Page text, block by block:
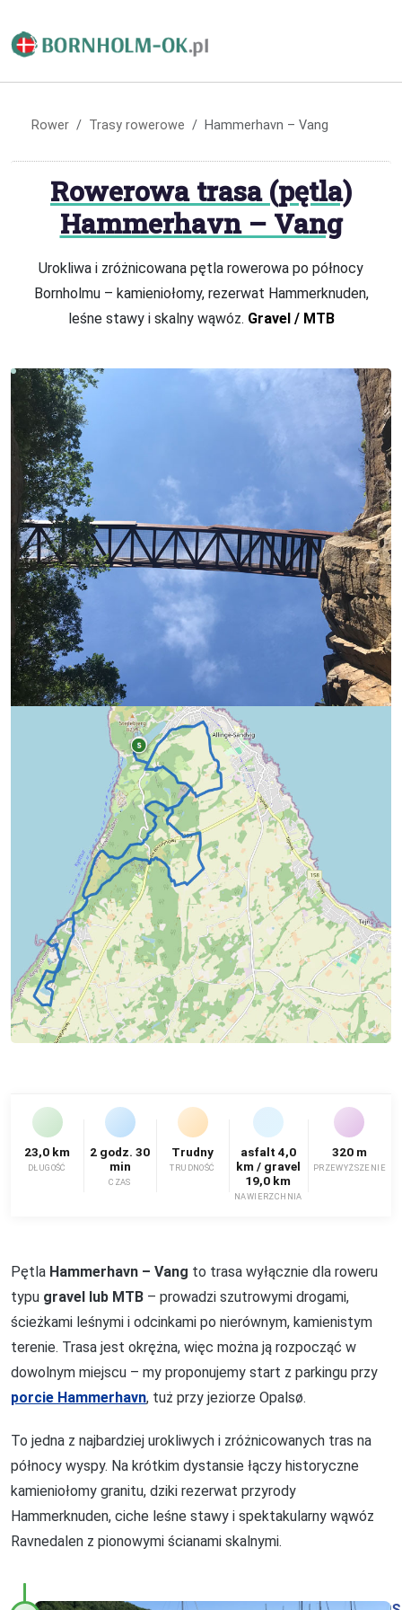
Rower Trasy rowerowe Hammerhavn – Vang
Rowerowa trasa (pętla)
Hammerhavn – Vang
Urokliwa i zróżnicowana pętla rowerowa po północy
Bornholmu – kamieniołomy, rezerwat Hammerknuden,
leśne stawy i skalny wąwóz. Gravel / MTB
23,0 km
DŁUGOŚĆ
2 godz. 30
min
CZAS
Trudny
TRUDNOŚĆ
asfalt 4,0
km / gravel
19,0 km
NAWIERZCHNIA
320 m
PRZEWYŻSZENIE
Pętla Hammerhavn – Vang to trasa wyłącznie dla roweru
typu gravel lub MTB – prowadzi szutrowymi drogami,
ścieżkami leśnymi i odcinkami po nierównym, kamienistym
terenie. Trasa jest okrężna, więc można ją rozpocząć w
dowolnym miejscu – my proponujemy start z parkingu przy
porcie Hammerhavn, tuż przy jeziorze Opalsø.
To jedna z najbardziej urokliwych i zróżnicowanych tras na
północy wyspy. Na krótkim dystansie łączy historyczne
kamieniołomy granitu, dziki rezerwat przyrody
Hammerknuden, ciche leśne stawy i spektakularny wąwóz
Ravnedalen z pionowymi ścianami skalnymi.